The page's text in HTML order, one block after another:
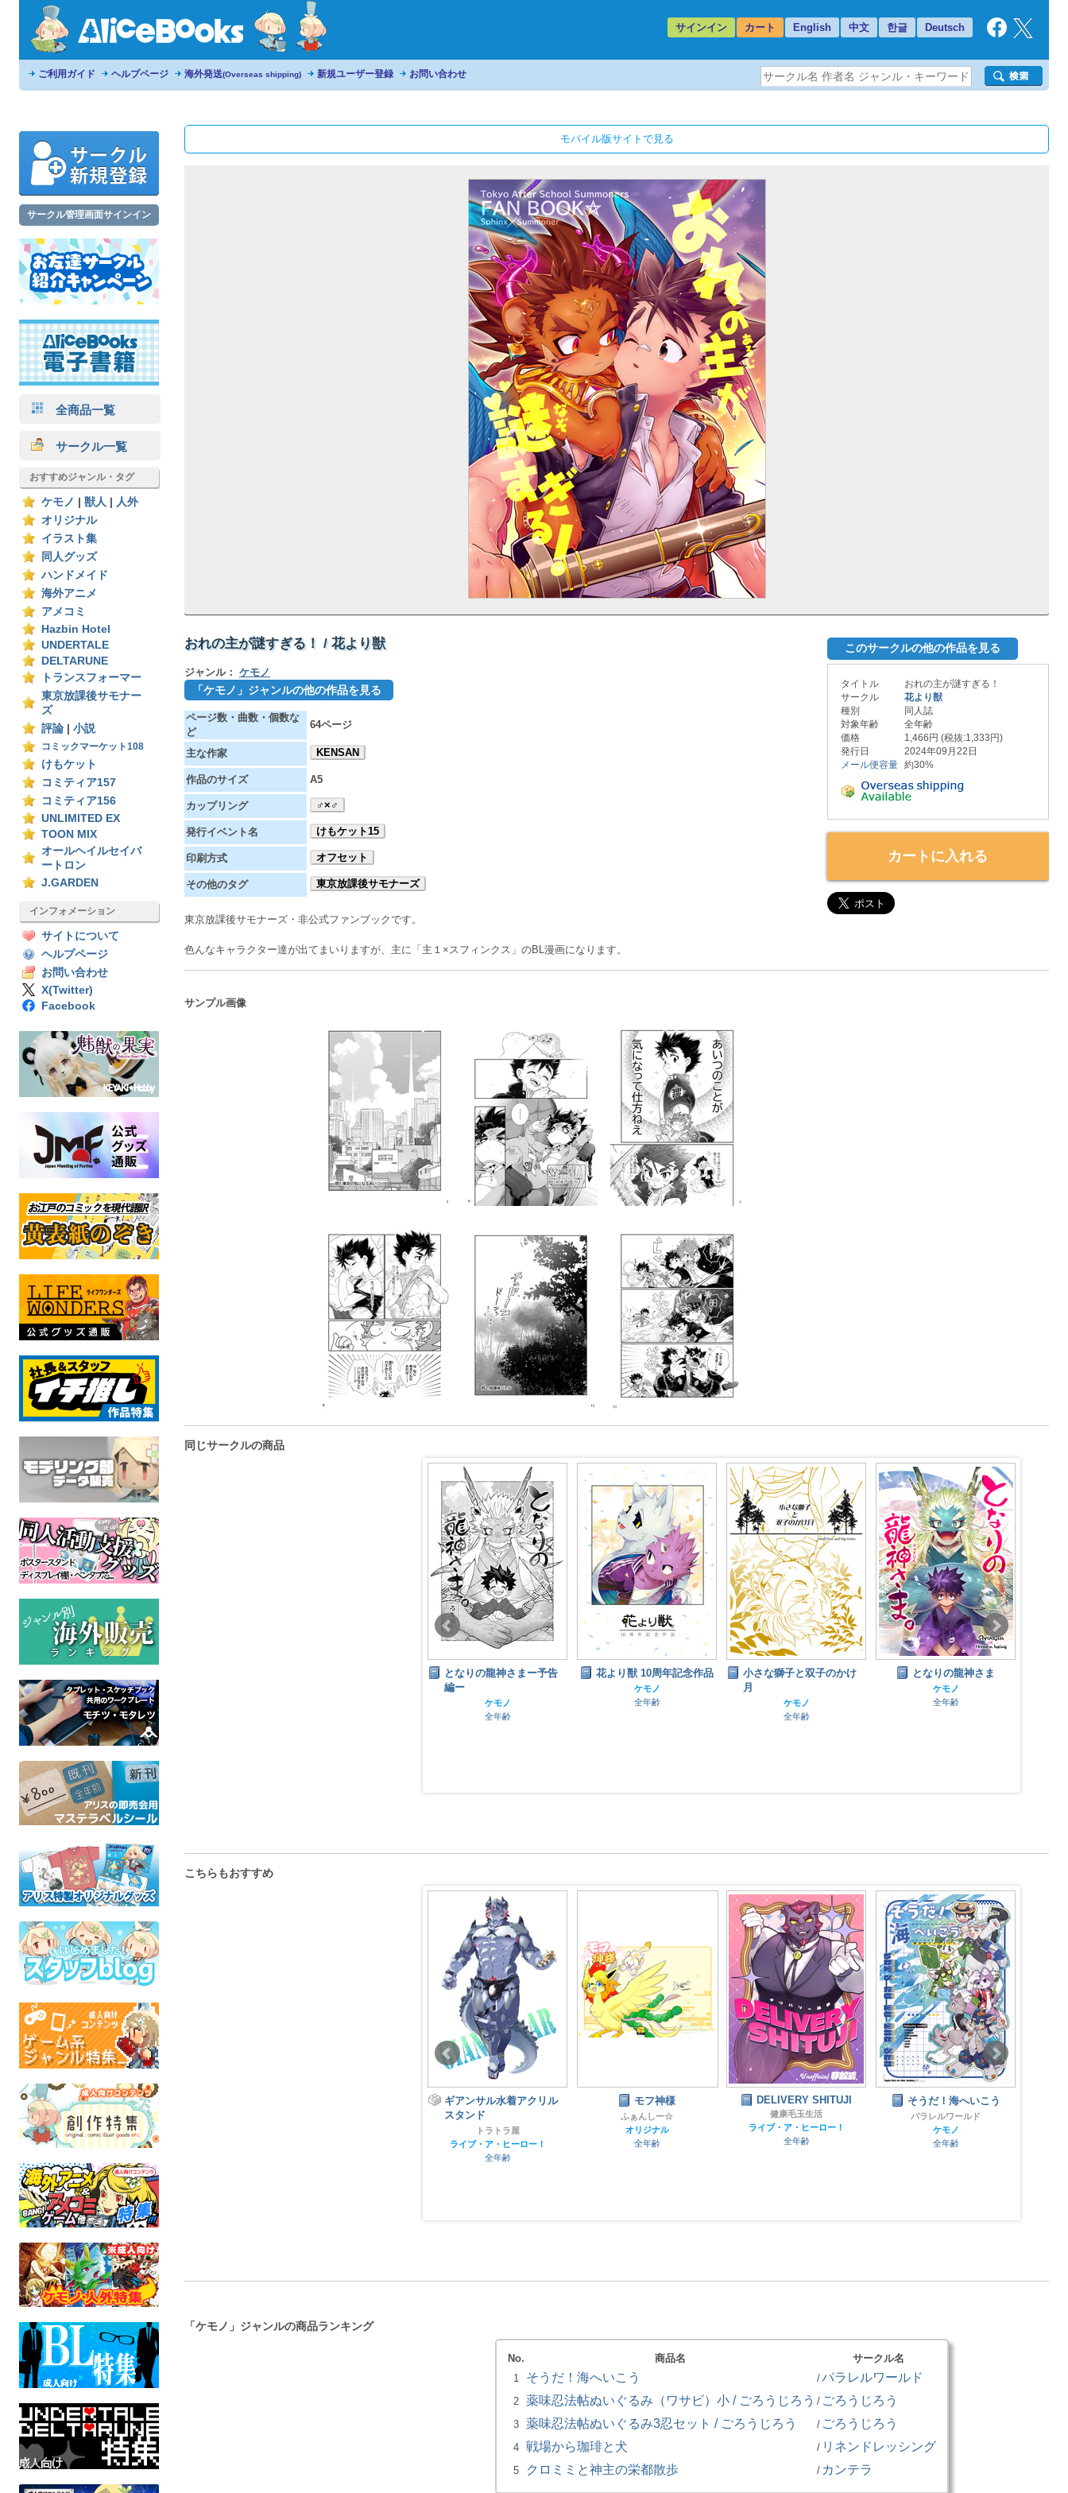
サインイン カート English 中文 한글 Deutsch
ご利用ガイド ヘルプページ 海外発送(Overseas shipping) 新規ユーザー登録 お問い合わせ
サークル管理画面サインイン
全商品一覧
サークル一覧
おすすめジャンル・タグ
ケモノ 獣人
人外
オリジナル
イラスト集
同人グッズ
ハンドメイド
海外アニメ
アメコミ
Hazbin Hotel
UNDERTALE
DELTARUNE
トランスフォーマー
東京放課後サモナー
ズ
評論
小説
コミックマーケット108
けもケット
コミティア157
コミティア156
UNLIMITED EX
TOON MIX
オールヘイルセイバ
ートロン
J.GARDEN
インフォメーション
サイトについて
ヘルプページ
お問い合わせ
X(Twitter)
Facebook
モバイル版サイトで見る
おれの主が謎すぎる！ / 花より獣
ジャンル： ケモノ
「ケモノ」ジャンルの他の作品を見る
ページ数・曲数・個数な
ど
64ページ
主な作家 KENSAN
作品のサイズ A5
カップリング ♂×♂
発行イベント名 けもケット15
印刷方式 オフセット
その他のタグ 東京放課後サモナーズ
東京放課後サモナーズ・非公式ファンブックです。
色んなキャラクター達が出てまいりますが、主に「主１×スフィンクス」のBL漫画になります。
このサークルの他の作品を見る
タイトル
おれの主が謎すぎる！
サークル
花より獣
種別
同人誌
対象年齢
全年齢
価格
1,466円 (税抜:1,333円)
発行日
2024年09月22日
メール便容量 約30%
カートに入れる
サンプル画像
同じサークルの商品
ケモノ
全年齢
ん
花より獣 10周年記念作品
全年齢
小さな獅子と双子のかけ
ケモノ
となりの龍神さま
全年齢
ウシくんキーホルダー
ケモノ
全年齢
こちらもおすすめ
太郎神社
幻想庭園
オリジナル
全年齢
エイハブ アクリルスタ
ンド
東京放課後サモナーズ
モフ神様
ふぁんしー☆
オリジナル
全年齢
DELIVERY SHITUJI
健康毛玉生活
ライブ・ア・ヒーロー！
全年齢
そうだ！海へいこう
パラレルワールド
ケモノ
全年齢
薬味忍法帖ぬいぐるみ3忍
セット / ごろうじろう
ごろうじろう
ケモノ
「ケモノ」ジャンルの商品ランキング
No. 商品名
サークル名
1
そうだ！海へいこう /パラレルワールド
2 薬味忍法帖ぬいぐるみ（ワサビ）小 / ごろうじろう / ごろうじろう
3 薬味忍法帖ぬいぐるみ3忍セット / ごろうじろう / ごろうじろう
4 戦場から珈琲と犬 / リネンドレッシング
5 クロミミと神主の栄都散歩 / カンテラ